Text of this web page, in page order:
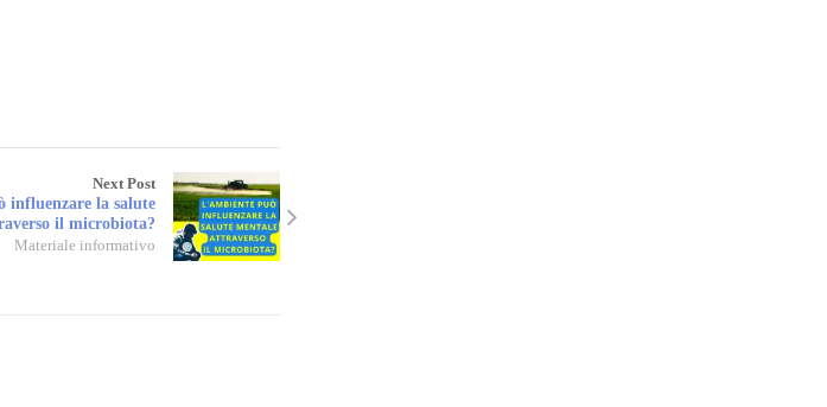
Next Post
influenzare la salute
il microbiota?
Materiale informativo